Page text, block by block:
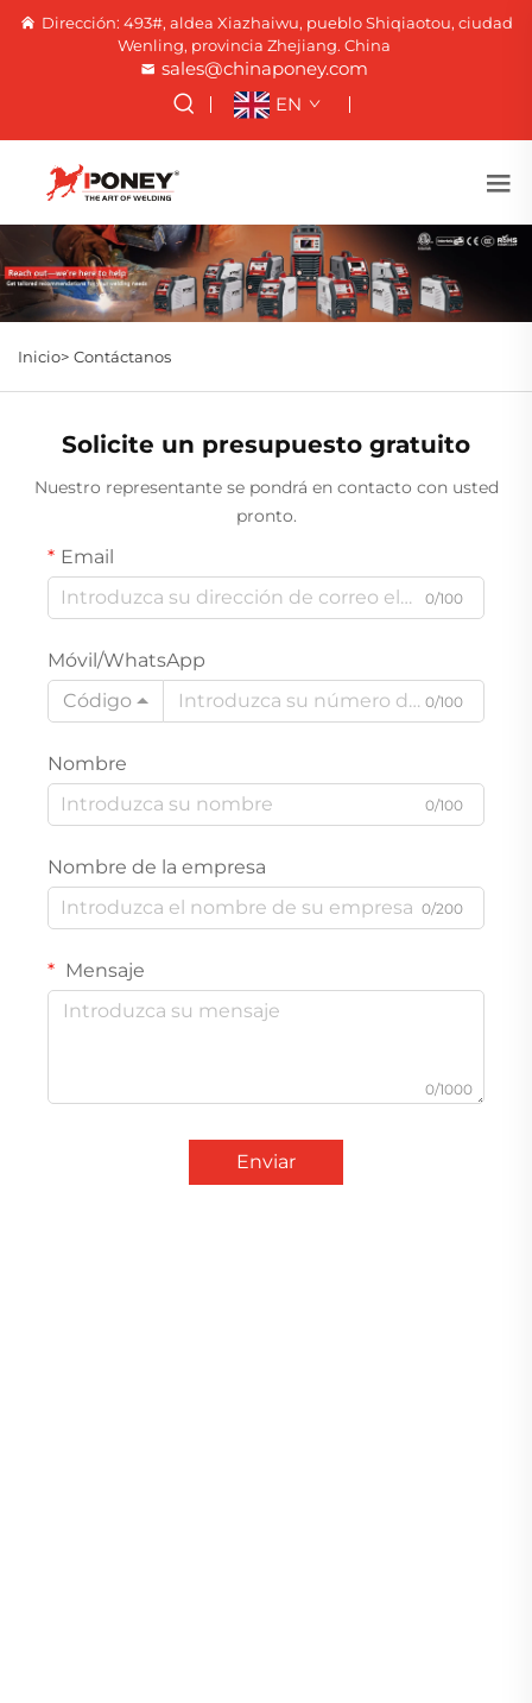
Dirección: 493#, aldea Xiazhaiwu, pueblo Shiqiaotou, ciudad
Wenling, provincia Zhejiang. China
sales@chinaponey.com
EN
Inicio> Contáctanos
Solicite un presupuesto gratuito
Nuestro representante se pondrá en contacto con usted
pronto.
Email
0/100
Móvil/WhatsApp
Código
0/100
Nombre
0/100
Nombre de la empresa
0/200
Mensaje
0/1000
Enviar